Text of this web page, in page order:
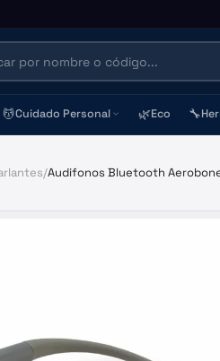
💆Cuidado Personal 🌿Eco 🔧
/Audifonos Bluetooth